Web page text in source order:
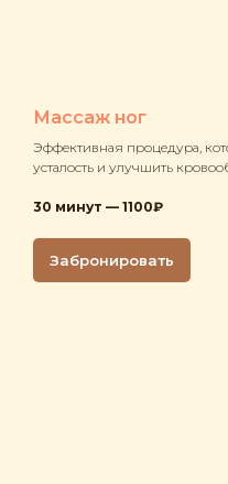
Массаж ног
Эффективная процедура,
усталость и улучшить
30 минут — 1100₽
Забронировать